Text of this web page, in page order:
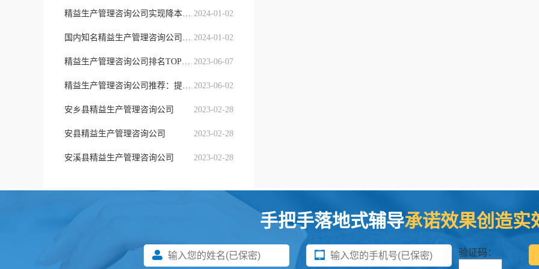
精益生产管理咨询公司实现降本增效 2024-01-02
国内知名精益生产管理咨询公司的共 2024-01-02
精益生产管理咨询公司排名TOP列表 2023-06-07
精益生产管理咨询公司推荐：提供专业 2023-06-02
安乡县精益生产管理咨询公司 2023-02-28
安县精益生产管理咨询公司 2023-02-28
安溪县精益生产管理咨询公司 2023-02-28
手把手落地式辅导承诺效果创造实
验证码：